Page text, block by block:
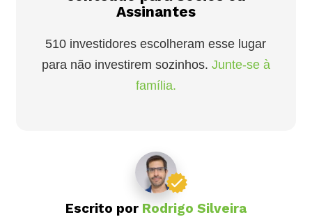
Assinantes
510 investidores escolheram esse lugar
para não investirem sozinhos. Junte-se à
família.
Escrito por Rodrigo Silveira